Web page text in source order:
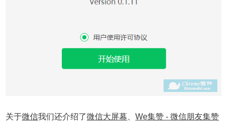
关于微信我们还介绍了微信大屏幕、We集赞 - 微信朋友集赞